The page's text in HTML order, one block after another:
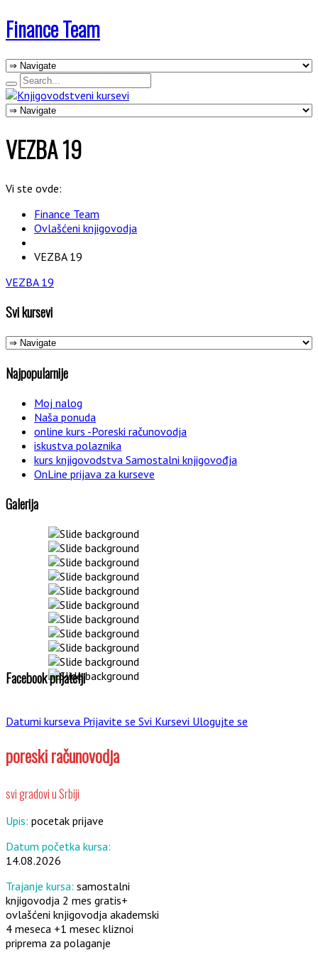
Finance Team
VEZBA 19
Vi ste ovde:
Finance Team
Ovlašćeni knjigovodja
VEZBA 19
VEZBA 19
Svi kursevi
Najpopularnije
Moj nalog
Naša ponuda
online kurs -Poreski računovodja
iskustva polaznika
kurs knjigovodstva Samostalni knjigovođja
OnLine prijava za kurseve
Galerija
Facebook prijatelji
Datumi kurseva Prijavite se Svi Kursevi Ulogujte se
poreski računovodja
svi gradovi u Srbiji
Upis: pocetak prijave
Datum početka kursa:
14.08.2026
Trajanje kursa: samostalni
knjigovodja 2 mes gratis+
ovlašćeni knjigovodja akademski
4 meseca +1 mesec kliznoi
priprema za polaganje